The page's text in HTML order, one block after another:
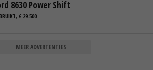
8630 Power Shift
€ 29.500
MEER ADVERTENTIES